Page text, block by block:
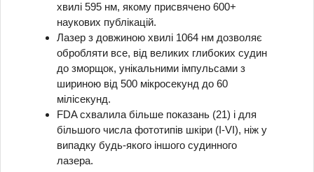
хвилі 595 нм, якому присвячено 600+
наукових публікацій.
Лазер з довжиною хвилі 1064 нм дозволяє
обробляти все, від великих глибоких судин
до зморщок, унікальними імпульсами з
шириною від 500 мікросекунд до 60
мілісекунд.
FDA схвалила більше показань (21) і для
більшого числа фототипів шкіри (I-VI), ніж у
випадку будь-якого іншого судинного
лазера.